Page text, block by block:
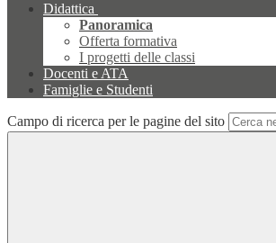
Didattica
Panoramica
Offerta formativa
I progetti delle classi
Docenti e ATA
Famiglie e Studenti
Campo di ricerca per le pagine del sito